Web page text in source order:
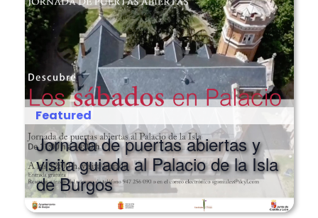
Featured
Jornada de puertas abiertas y
visita guiada al Palacio de la Isla
de Burgos